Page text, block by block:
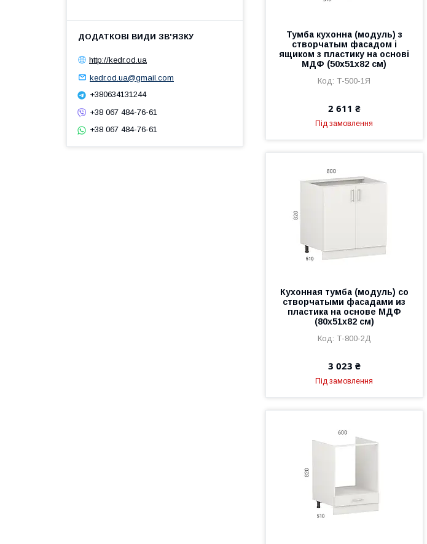
Тумба кухонна (модуль) з
створчатым фасадом і
ящиком з пластику на основі
МДФ (50х51х82 см)
Т-500-1Я
2 611 ₴
Під замовлення
Кухонная тумба (модуль) со
створчатыми фасадами из
пластика на основе МДФ
(80х51х82 см)
Т-800-2Д
3 023 ₴
Під замовлення
http://kedr.od.ua
kedr.od.ua@gmail.com
+380634131244
+38 067 484-76-61
+38 067 484-76-61